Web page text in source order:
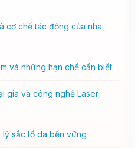
cơ chế tác động của nha
và những hạn chế cần biết
gia và công nghệ Laser
lý sắc tố da bền vững